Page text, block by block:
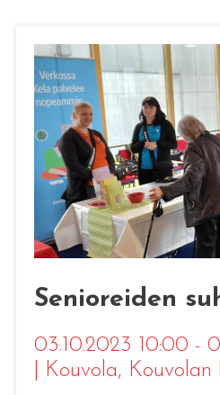
Senioreiden
03.10.2023 10:00 -
Kouvola, Kouvolan